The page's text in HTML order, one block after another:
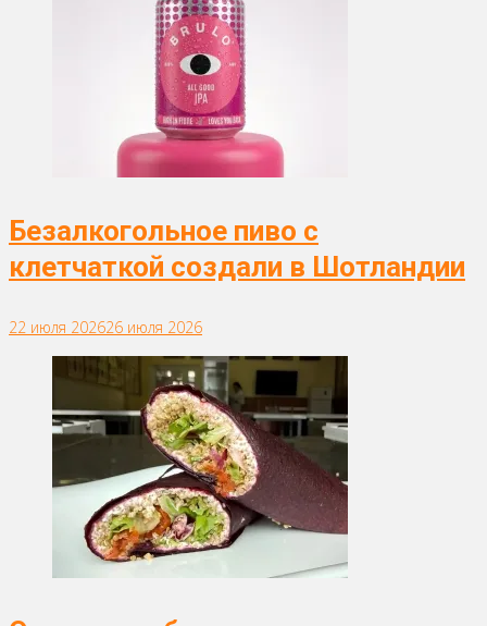
Безалкогольное пиво с
клетчаткой создали в Шотландии
22 июля 202626 июля 2026